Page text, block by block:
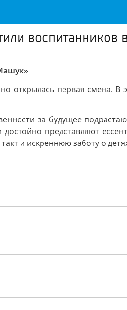
первая смена. В
за будущее
представляют
и искреннюю заботу о